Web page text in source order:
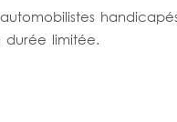
durée limitée.